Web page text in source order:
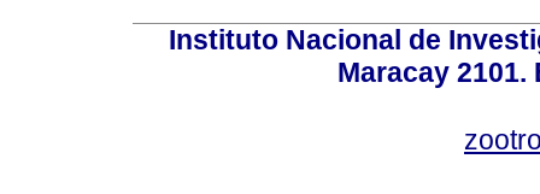
Instituto Nacional de
Maracay 2101.